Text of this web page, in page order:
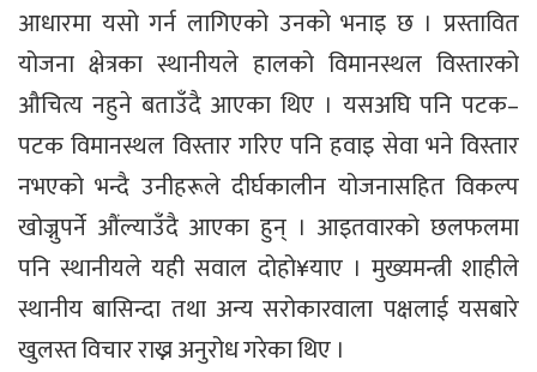
आधारमा यसो गर्न लागिएको उनको भनाइ छ । प्रस्तावित
योजना क्षेत्रका स्थानीयले हालको विमानस्थल विस्तारको
औचित्य नहुने बताउँदै आएका थिए । यसअघि पनि पटक–
पटक विमानस्थल विस्तार गरिए पनि हवाइ सेवा भने विस्तार
नभएको भन्दै उनीहरूले दीर्घकालीन योजनासहित विकल्प
खोज्नुपर्ने औंल्याउँदै आएका हुन् । आइतवारको छलफलमा
पनि स्थानीयले यही सवाल दोहो¥याए । मुख्यमन्त्री शाहीले
स्थानीय बासिन्दा तथा अन्य सरोकारवाला पक्षलाई यसबारे
खुलस्त विचार राख्न अनुरोध गरेका थिए ।